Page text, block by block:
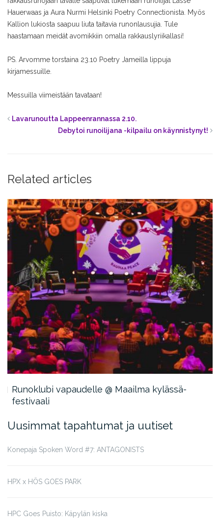
Hauerwaas ja Aura Nurmi Helsinki Poetry Connectionista. Myös
Kallion lukiosta saapuu liuta taitavia runonlausujia. Tule
haastamaan meidät avomikkiin omalla rakkauslyriikallasi!
PS. Arvomme torstaina 23.10 Poetry Jameilla lippuja
kirjamessuille.
Messuilla viimeistään tavataan!
Lavarunoutta Lappeenrannassa 2.10.
Debytoi runoilijana -kilpailu on käynnistynyt!
Related articles
Runoklubi vapaudelle @ Maailma kylässä-
festivaali
Uusimmat tapahtumat ja uutiset
Konepaja Spoken Word #7: ANTAGONISTS
HPX x HÖS GOES PARK
HPC Goes Puisto: Käpylän kiska